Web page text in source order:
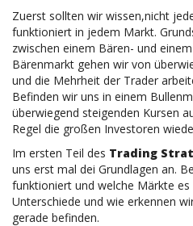
Zuerst sollten wir wissen,nicht
funktioniert in jedem Markt.
zwischen einem Bären- und
Bärenmarkt gehen wir von
und die Mehrheit der Trader
Befinden wir uns in einem
überwiegend steigenden Kursen
Regel die großen Investoren
Im ersten Teil des Trading
uns erst mal dei Grundlagen an.
funktioniert und welche Märkte es
Unterschiede und wie erkennen
gerade befinden.